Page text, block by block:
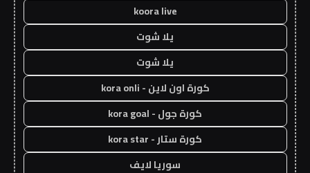
koora live
يلا شوت
يلا شوت
كورة اون لاين - kora onli
كورة جول - kora goal
كورة ستار - kora star
سوريا لايف